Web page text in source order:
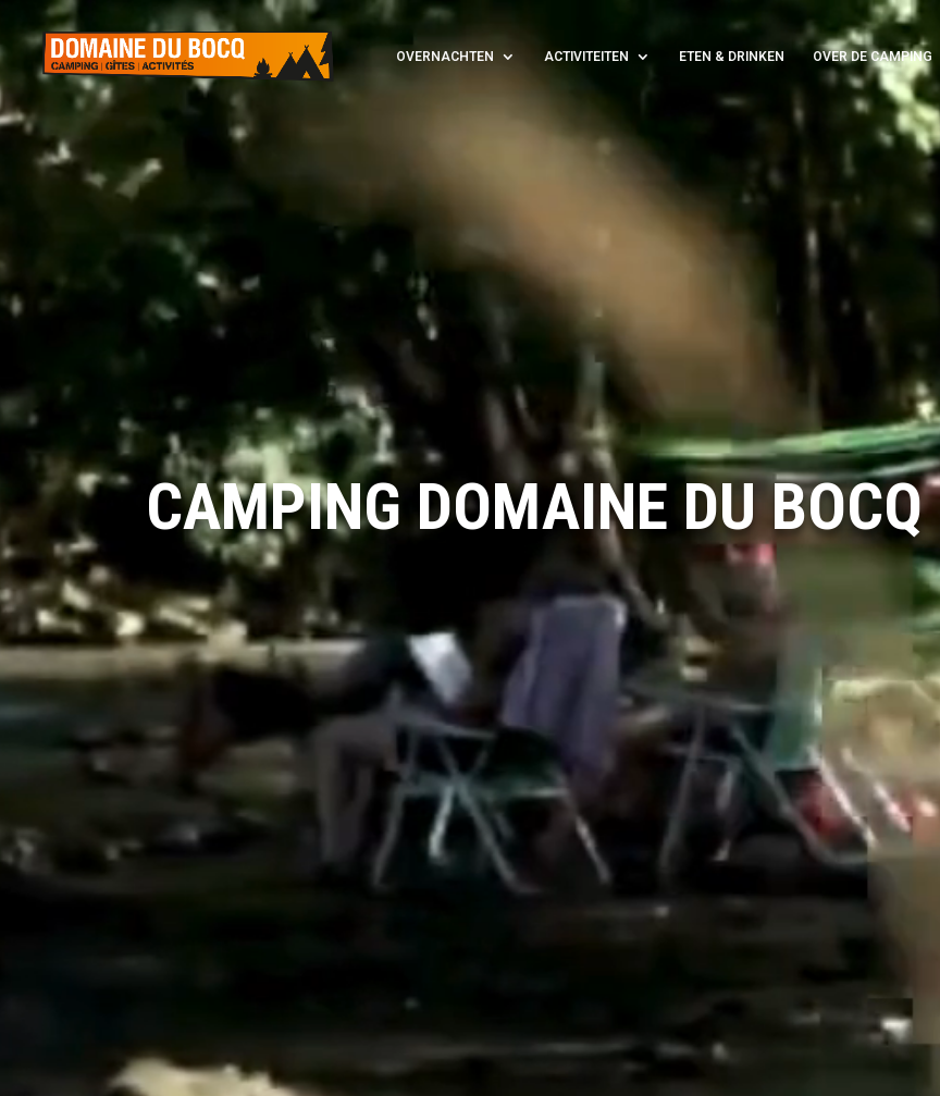
OVERNACHTEN ACTIVITEITEN ETEN & DRINKEN OVER DE CAMPING
Videospeler
CAMPING DOMAINE DU BOCQ